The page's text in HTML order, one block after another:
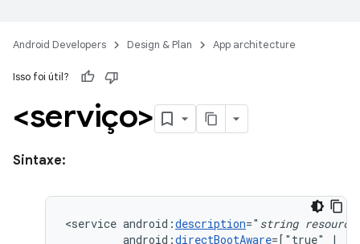
Android Developers Design & Plan App architecture
Isso foi útil?
<serviço>
Sintaxe:
<service android:description=" string resource
android:directBootAware=["true"
|